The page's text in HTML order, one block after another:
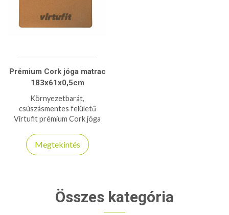
Prémium Cork jóga matrac
183x61x0,5cm
Környezetbarát,
csúszásmentes felületű
Virtufit prémium Cork jóga
anyagok és a maximális
kényelem szerelmeseinek.
Megtekintés
Összes kategória